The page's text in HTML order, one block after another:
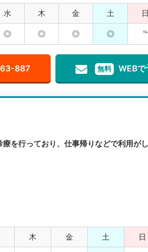
水 木 金 土 日
◎ ◎ ◎ ◎ ℡
887 無料 WEBで
を行っており、仕事帰りなどで利用がし
木 金 土 日